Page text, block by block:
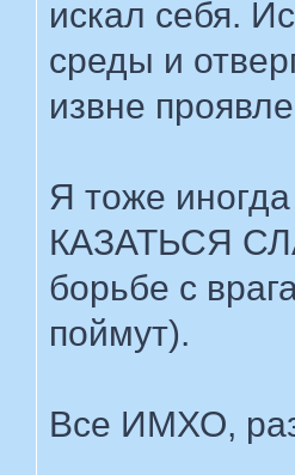
искал себя.
среды и
извне
Я тоже
КАЗАТЬСЯ
борьбе с
поймут).
Все ИМХО,